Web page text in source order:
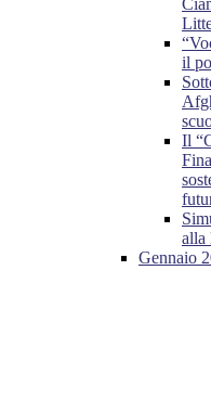
il
Il
alla
Gennaio